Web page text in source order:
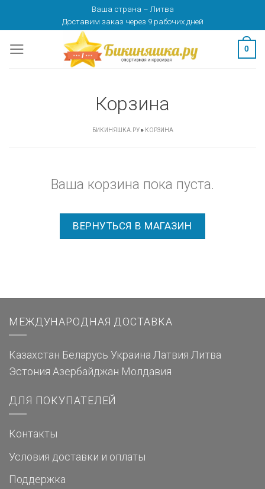
content
Ваша страна – Литва
Доставим заказ через 9 рабочих дней
0
Корзина
БИКИНЯШКА.РУ» КОРЗИНА
Ваша корзина пока пуста.
ВЕРНУТЬСЯ В МАГАЗИН
МЕЖДУНАРОДНАЯ ДОСТАВКА
Казахстан Беларусь Украина Латвия Литва
Эстония Азербайджан Молдавия
ДЛЯ ПОКУПАТЕЛЕЙ
Контакты
Условия доставки и оплаты
Поддержка